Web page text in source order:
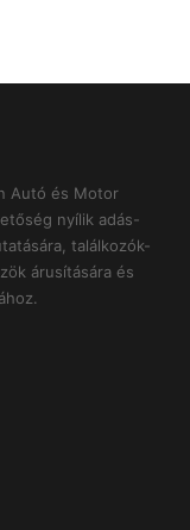
Autó és Motor
nyílik adás-
találkozók-
árusítására és